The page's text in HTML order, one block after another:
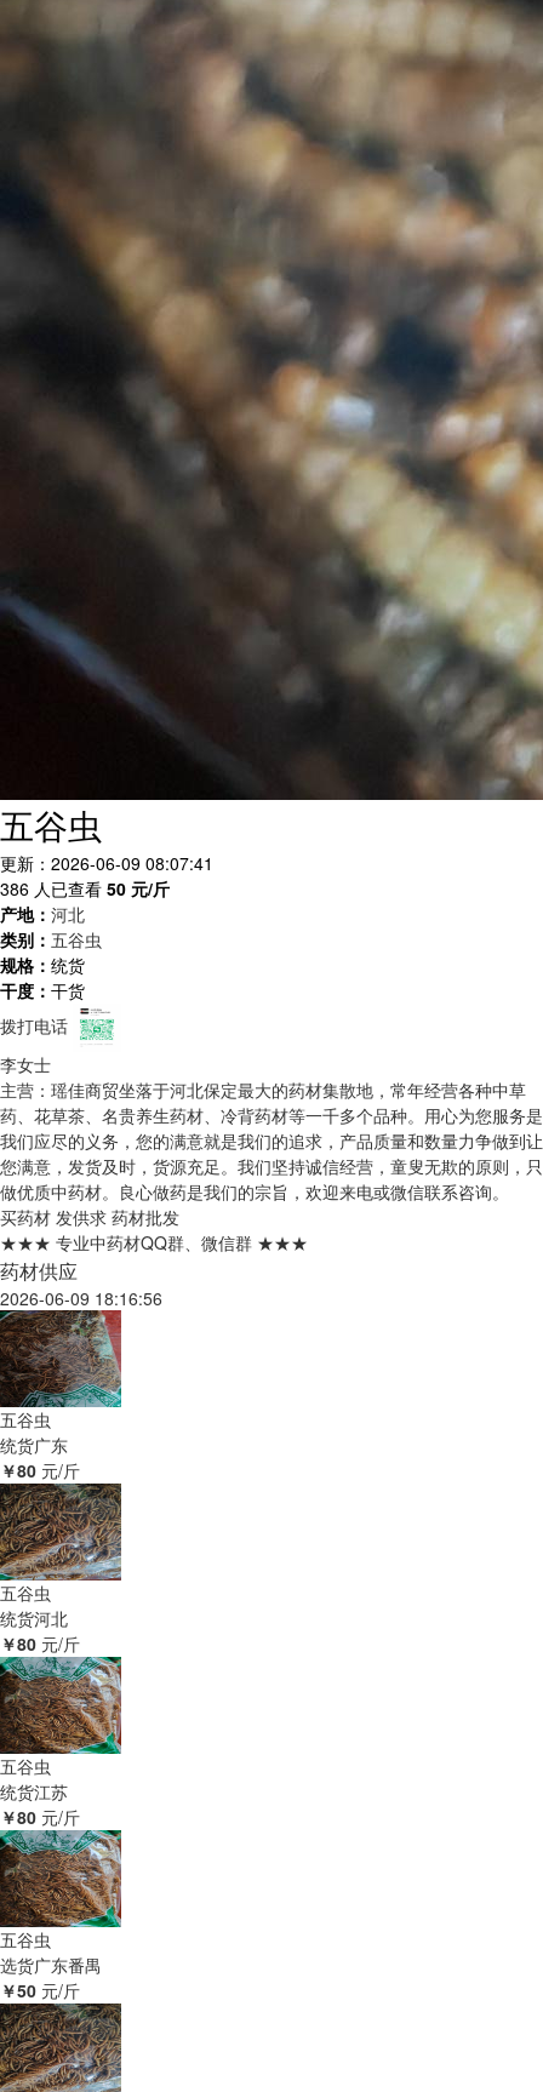
五谷虫
更新：2026-06-09 08:07:41
386 人已查看 50 元/斤
产地： 河北
类别： 五谷虫
规格： 统货
干度： 干货
拨打电话
李女士
主营：瑶佳商贸坐落于河北保定最大的药材集散地，常年经营各种中草
药、花草茶、名贵养生药材、冷背药材等一千多个品种。用心为您服务是
我们应尽的义务，您的满意就是我们的追求，产品质量和数量力争做到让
您满意，发货及时，货源充足。我们坚持诚信经营，童叟无欺的原则，只
做优质中药材。良心做药是我们的宗旨，欢迎来电或微信联系咨询。
买药材 发供求 药材批发
★★★ 专业中药材QQ群、微信群 ★★★
药材供应
2026-06-09 18:16:56
五谷虫
统货广东
￥80 元/斤
五谷虫
统货河北
￥80 元/斤
五谷虫
统货江苏
￥80 元/斤
五谷虫
选货广东番禺
￥50 元/斤